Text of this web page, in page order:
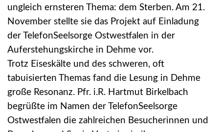
ungleich ernsteren Thema: dem Sterben. Am 21.
November stellte sie das Projekt auf Einladung
der TelefonSeelsorge Ostwestfalen in der
Auferstehungskirche in Dehme vor.
Trotz Eiseskälte und des schweren, oft
tabuisierten Themas fand die Lesung in Dehme
große Resonanz. Pfr. i.R. Hartmut Birkelbach
begrüßte im Namen der TelefonSeelsorge
Ostwestfalen die zahlreichen Besucherinnen und